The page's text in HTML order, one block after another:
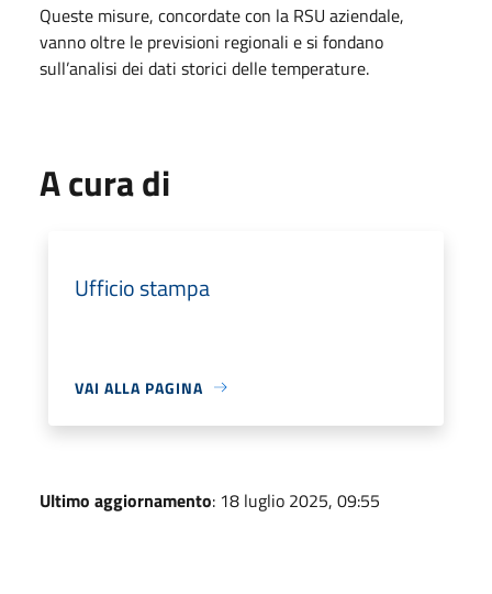
Queste misure, concordate con la RSU aziendale,
vanno oltre le previsioni regionali e si fondano
sull’analisi dei dati storici delle temperature.
A cura di
Ufficio stampa
VAI ALLA PAGINA
Ultimo aggiornamento: 18 luglio 2025, 09:55